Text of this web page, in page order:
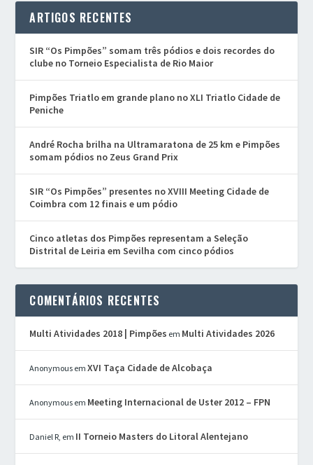
ARTIGOS RECENTES
SIR “Os Pimpões” somam três pódios e dois recordes do
clube no Torneio Especialista de Rio Maior
Pimpões Triatlo em grande plano no XLI Triatlo Cidade de
Peniche
André Rocha brilha na Ultramaratona de 25 km e Pimpões
somam pódios no Zeus Grand Prix
SIR “Os Pimpões” presentes no XVIII Meeting Cidade de
Coimbra com 12 finais e um pódio
Cinco atletas dos Pimpões representam a Seleção
Distrital de Leiria em Sevilha com cinco pódios
COMENTÁRIOS RECENTES
Multi Atividades 2018 | Pimpões em Multi Atividades 2026
Anonymous emXVI Taça Cidade de Alcobaça
Anonymous em Meeting Internacional de Uster 2012 – FPN
Daniel R, em II Torneio Masters do Litoral Alentejano